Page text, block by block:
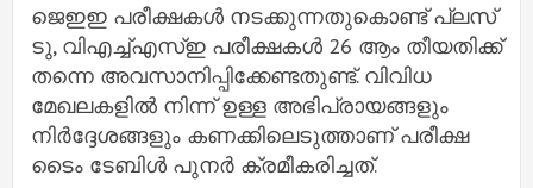
ജെഇഇ പരീക്ഷകൾ നടക്കുന്നതുകൊണ്ട് പ്ലസ്
ടു, വിഎച്ച്എസ്ഇ പരീക്ഷകൾ 26 ആം തീയതിക്ക്
തന്നെ അവസാനിപ്പിക്കേണ്ടതുണ്ട്. വിവിധ
മേഖലകളിൽ നിന്ന് ഉള്ള അഭിപ്രായങ്ങളും
നിർദ്ദേശങ്ങളും കണക്കിലെടുത്താണ് പരീക്ഷ
ടൈം ടേബിൾ പുനർ ക്രമീകരിച്ചത്.